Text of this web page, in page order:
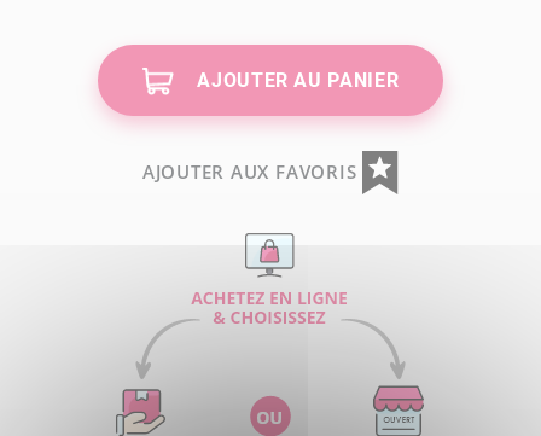
AJOUTER AU PANIER
AJOUTER AUX FAVORIS